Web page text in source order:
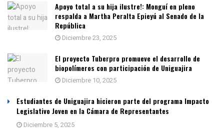
Apoyo total a su hija ilustre!: Monguí en pleno
respalda a Martha Peralta Epieyú al Senado de la
República
Diciembre 23, 2025
El proyecto Tuberpro promueve el desarrollo de
biopolímeros con participación de Uniguajira
Diciembre 10, 2025
Estudiantes de Uniguajira hicieron parte del programa Impacto
Legislativo Joven en la Cámara de Representantes
Diciembre 5, 2025